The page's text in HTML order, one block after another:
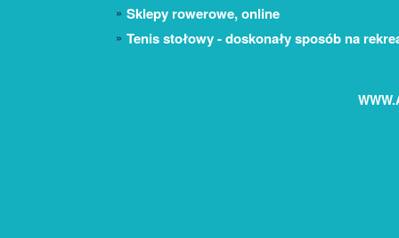
Sklepy rowerowe, online
Tenis stołowy - doskonały sposób na